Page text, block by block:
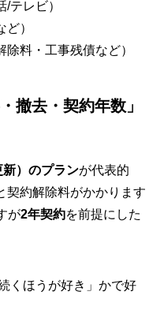
テレビ）
）
料・工事残債など）
撤去・契約年数」
）のプランが代表的
契約解除料がかかります
が2年契約を前提にした
くほうが好き」かで好